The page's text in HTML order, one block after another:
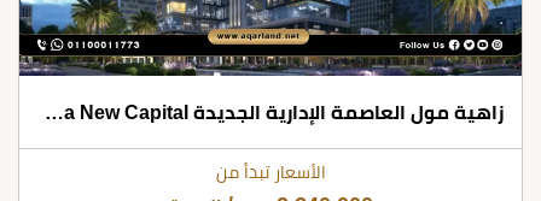
زاهية مول العاصمة الإدارية الجديدة Mall Zahya New Capital شركة امتلاك للتطوير العقاري
الأسعار تبدأ من